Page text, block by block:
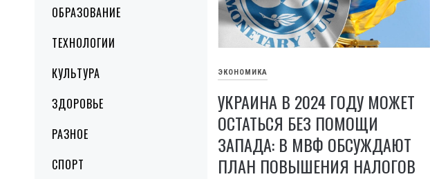
ОБРАЗОВАНИЕ
ТЕХНОЛОГИИ
КУЛЬТУРА
ЗДОРОВЬЕ
РАЗНОЕ
СПОРТ
ЭКОНОМИКА
УКРАИНА В 2024 ГОДУ МОЖЕТ
ОСТАТЬСЯ БЕЗ ПОМОЩИ
ЗАПАДА: В МВФ ОБСУЖДАЮТ
ПЛАН ПОВЫШЕНИЯ НАЛОГОВ